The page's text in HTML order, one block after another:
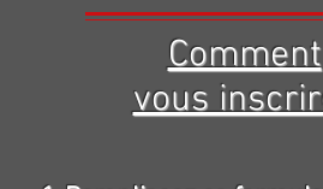
Comment
vous